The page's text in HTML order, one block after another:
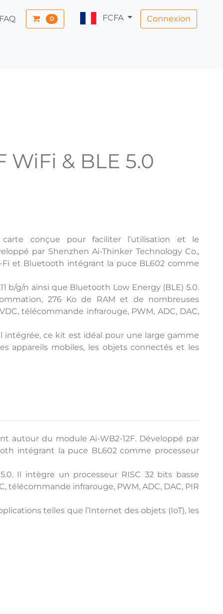
FAQ 0 FCFA Connexion
WiFi & BLE 5.0
conçue pour faciliter l’utilisation et le
par Shenzhen Ai-Thinker Technology Co.,
et Bluetooth intégrant la puce BL602 comme
b/g/n ainsi que Bluetooth Low Energy (BLE) 5.0.
276 Ko de RAM et de nombreuses
télécommande infrarouge, PWM, ADC, DAC,
intégrée, ce kit est idéal pour une large gamme
appareils mobiles, les objets connectés et les
autour du module Ai-WB2-12F. Développé par
intégrant la puce BL602 comme processeur
Il intègre un processeur RISC 32 bits basse
télécommande infrarouge, PWM, ADC, DAC, PIR
telles que l’Internet des objets (IoT), les